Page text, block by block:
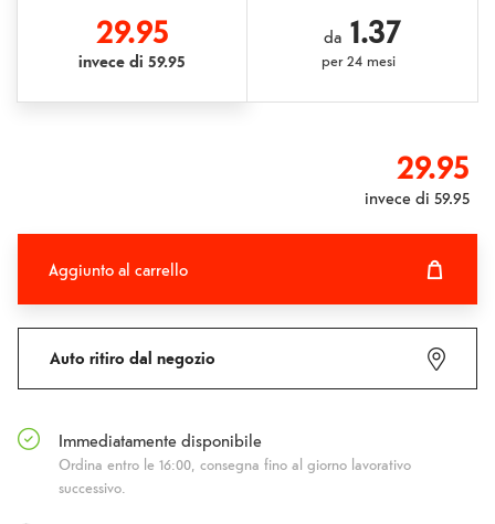
29.95
invece di 59.95
da 1.37
per24 mesi
29.95
invece di 59.95
Aggiunto al carrello
Auto ritiro dal negozio
Immediatamente disponibile
Ordina entro le 16:00, consegna fino al giorno lavorativo
successivo.